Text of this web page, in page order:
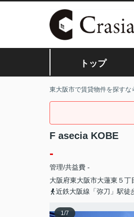
トップ
東大阪市で賃貸物件を探す
F asecia KOBE
-
管理/共益費 -
大阪府東大阪市大蓮東 ５丁
近鉄大阪線「弥刀」駅徒
1/7